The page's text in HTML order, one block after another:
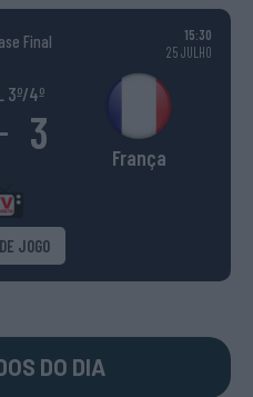
Final
15:30
25 JULHO
3º/4º
- 3 França
JOGO
DO DIA